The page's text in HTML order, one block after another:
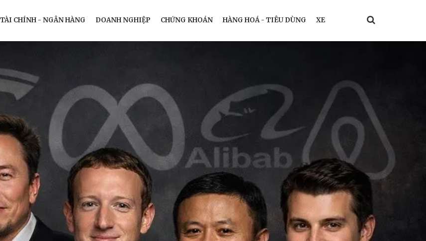
TÀI CHÍNH - NGÂN HÀNG DOANH NGHIỆP CHỨNG KHOÁN HÀNG HOÁ - TIÊU DÙNG XE